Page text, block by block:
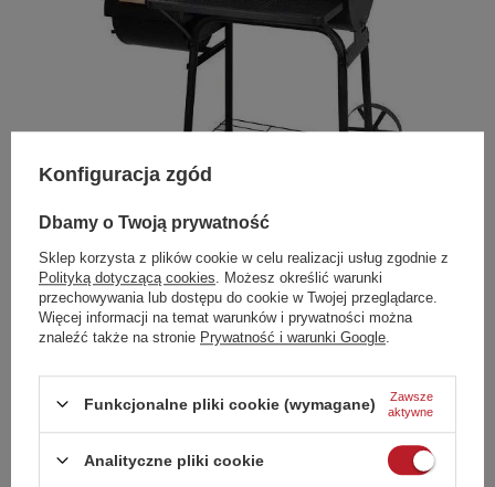
Przesłony wentylacyjne
BECZKA XLposiada przesłonę wentylacyjną w komorze bocznej
oraz kominek w pokrywie z przesłoną, dzięki czemu dokładnie
Więcej
Konfiguracja zgód
Dbamy o Twoją prywatność
Sklep korzysta z plików cookie w celu realizacji usług zgodnie z
Polityką dotyczącą cookies . Możesz określić warunki
przechowywania lub dostępu do cookie w Twojej przeglądarce.
Więcej informacji na temat warunków i prywatności można
znaleźć także na stronie Prywatność i warunki Google
Funkcjonalne pliki cookie (wymagane)
Zawsze
aktywne
Analityczne pliki cookie